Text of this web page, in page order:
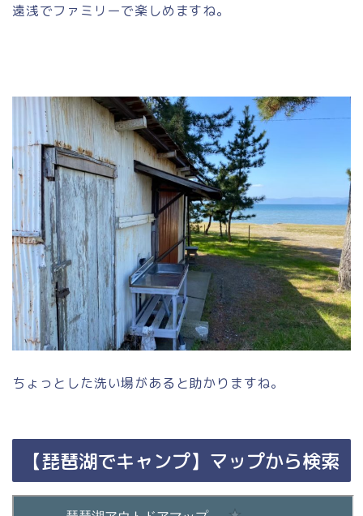
遠浅でファミリーで楽しめますね。
ちょっとした洗い場があると助かりますね。
【琵琶湖でキャンプ】マップから検索